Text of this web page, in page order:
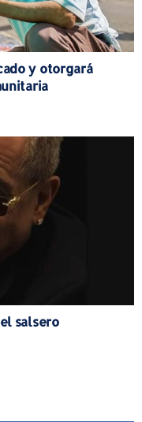
y otorgará
salsero